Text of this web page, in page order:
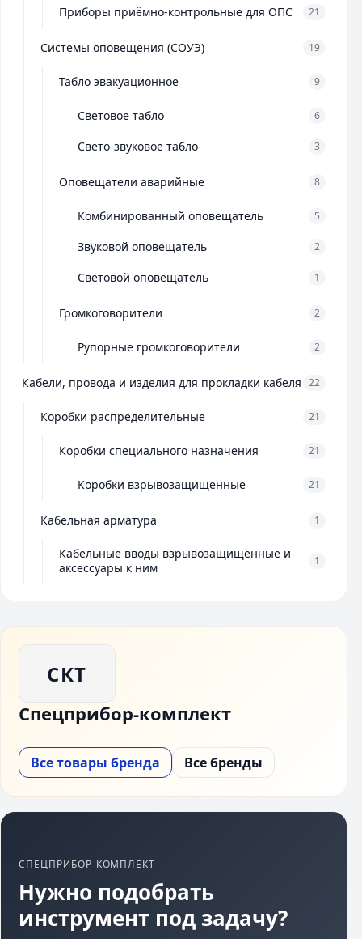
Приборы приёмно-контрольные для ОПС 21
Системы оповещения (СОУЭ) 19
Табло эвакуационное 9
Световое табло 6
Свето-звуковое табло 3
Оповещатели аварийные 8
Комбинированный оповещатель 5
Звуковой оповещатель 2
Световой оповещатель 1
Громкоговорители 2
Рупорные громкоговорители 2
Кабели, провода и изделия для прокладки кабеля 22
Коробки распределительные 21
Коробки специального назначения 21
Коробки взрывозащищенные 21
Кабельная арматура 1
Кабельные вводы взрывозащищенные и
аксессуары к ним
1
СКТ
Спецприбор-комплект
Все товары бренда Все бренды
СПЕЦПРИБОР-КОМПЛЕКТ
Нужно подобрать
инструмент под задачу?